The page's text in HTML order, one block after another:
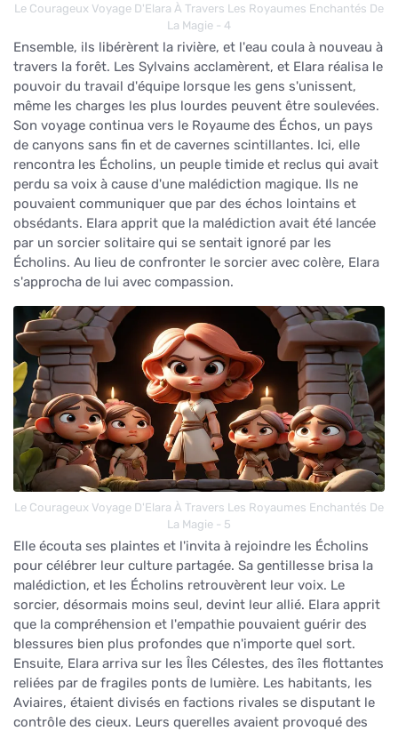
Le Courageux Voyage D'Elara À Travers Les Royaumes Enchantés De
La Magie - 4
Ensemble, ils libérèrent la rivière, et l'eau coula à nouveau à
travers la forêt. Les Sylvains acclamèrent, et Elara réalisa le
pouvoir du travail d'équipe lorsque les gens s'unissent,
même les charges les plus lourdes peuvent être soulevées.
Son voyage continua vers le Royaume des Échos, un pays
de canyons sans fin et de cavernes scintillantes. Ici, elle
rencontra les Écholins, un peuple timide et reclus qui avait
perdu sa voix à cause d'une malédiction magique. Ils ne
pouvaient communiquer que par des échos lointains et
obsédants. Elara apprit que la malédiction avait été lancée
par un sorcier solitaire qui se sentait ignoré par les
Écholins. Au lieu de confronter le sorcier avec colère, Elara
s'approcha de lui avec compassion.
Le Courageux Voyage D'Elara À Travers Les Royaumes Enchantés De
La Magie - 5
Elle écouta ses plaintes et l'invita à rejoindre les Écholins
pour célébrer leur culture partagée. Sa gentillesse brisa la
malédiction, et les Écholins retrouvèrent leur voix. Le
sorcier, désormais moins seul, devint leur allié. Elara apprit
que la compréhension et l'empathie pouvaient guérir des
blessures bien plus profondes que n'importe quel sort.
Ensuite, Elara arriva sur les Îles Célestes, des îles flottantes
reliées par de fragiles ponts de lumière. Les habitants, les
Aviaires, étaient divisés en factions rivales se disputant le
contrôle des cieux. Leurs querelles avaient provoqué des